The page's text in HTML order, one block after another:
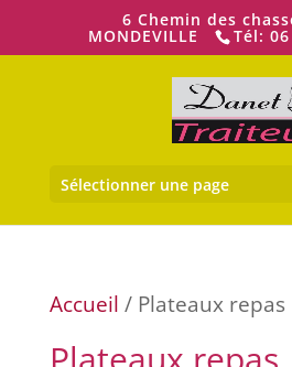
6 Chemin des
MONDEVILLE Tél:
Sélectionner une page
Accueil / Plateaux repas